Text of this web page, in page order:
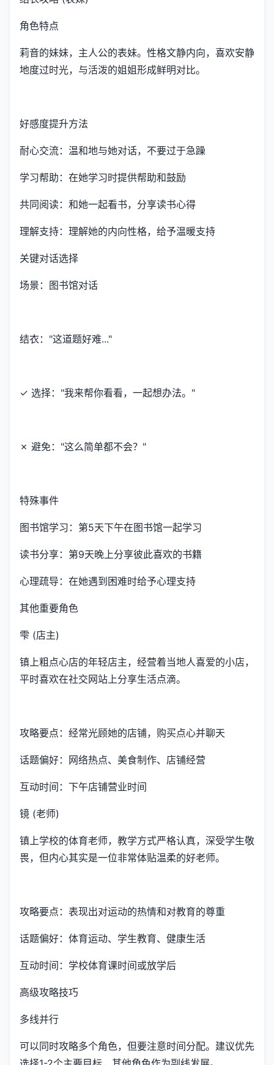
角色特点
莉音的妹妹，主人公的表妹。性格文静内向，喜欢安静
地度过时光，与活泼的姐姐形成鲜明对比。
好感度提升方法
耐心交流：温和地与她对话，不要过于急躁
学习帮助：在她学习时提供帮助和鼓励
共同阅读：和她一起看书，分享读书心得
理解支持：理解她的内向性格，给予温暖支持
关键对话选择
场景：图书馆对话
结衣："这道题好难..."
✓ 选择："我来帮你看看，一起想办法。"
✗ 避免："这么简单都不会？"
特殊事件
图书馆学习：第5天下午在图书馆一起学习
读书分享：第9天晚上分享彼此喜欢的书籍
心理疏导：在她遇到困难时给予心理支持
其他重要角色
雫 (店主)
镇上粗点心店的年轻店主，经营着当地人喜爱的小店，
平时喜欢在社交网站上分享生活点滴。
攻略要点：经常光顾她的店铺，购买点心并聊天
话题偏好：网络热点、美食制作、店铺经营
互动时间：下午店铺营业时间
镜 (老师)
镇上学校的体育老师，教学方式严格认真，深受学生敬
畏，但内心其实是一位非常体贴温柔的好老师。
攻略要点：表现出对运动的热情和对教育的尊重
话题偏好：体育运动、学生教育、健康生活
互动时间：学校体育课时间或放学后
高级攻略技巧
多线并行
可以同时攻略多个角色，但要注意时间分配。建议优先